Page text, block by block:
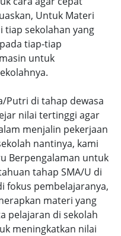
Untuk Materi
tiap sekolahan yang
tiap-tiap
untuk
Putri di tahap dewasa
nilai tertinggi agar
menjalin pekerjaan
nantinya, kami
Berpengalaman untuk
tahap SMA/U di
fokus pembelajaranya,
materi yang
pelajaran di sekolah
meningkatkan nilai